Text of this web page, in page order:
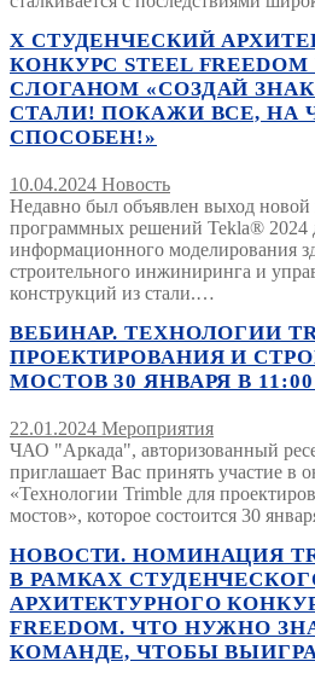
Х СТУДЕНЧЕСКИЙ
КОНКУРС STEEL
СЛОГАНОМ «СОЗДАЙ
СТАЛИ! ПОКАЖИ ВСЕ, НА
СПОСОБЕН!»
10.04.2024 Новость
Недавно был объявлен выход новой
программных решений Tekla® 2024
информационного моделирования
строительного инжиниринга и
конструкций из стали.…
ВЕБИНАР. ТЕХНОЛОГИИ
ПРОЕКТИРОВАНИЯ И
МОСТОВ 30 ЯНВАРЯ В 11:00
22.01.2024 Мероприятия
ЧАО "Аркада", авторизованный
приглашает Вас принять участие в
«Технологии Trimble для
мостов», которое состоится 30
НОВОСТИ. НОМИНАЦИЯ
В РАМКАХ
АРХИТЕКТУРНОГО
FREEDOM. ЧТО НУЖНО
КОМАНДЕ, ЧТОБЫ